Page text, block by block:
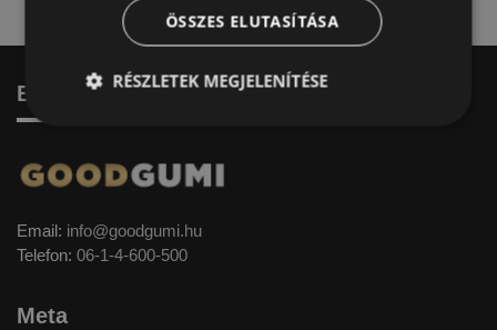
Elérhetőség
Email: info@goodgumi.hu
Telefon: 06-1-4-600-500
Meta
ÖSSZES ELUTASÍTÁSA
RÉSZLETEK MEGJELENÍTÉSE